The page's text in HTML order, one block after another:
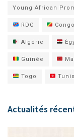
Young African
RDC Congo
Algérie
Guinée
Togo
Actualités